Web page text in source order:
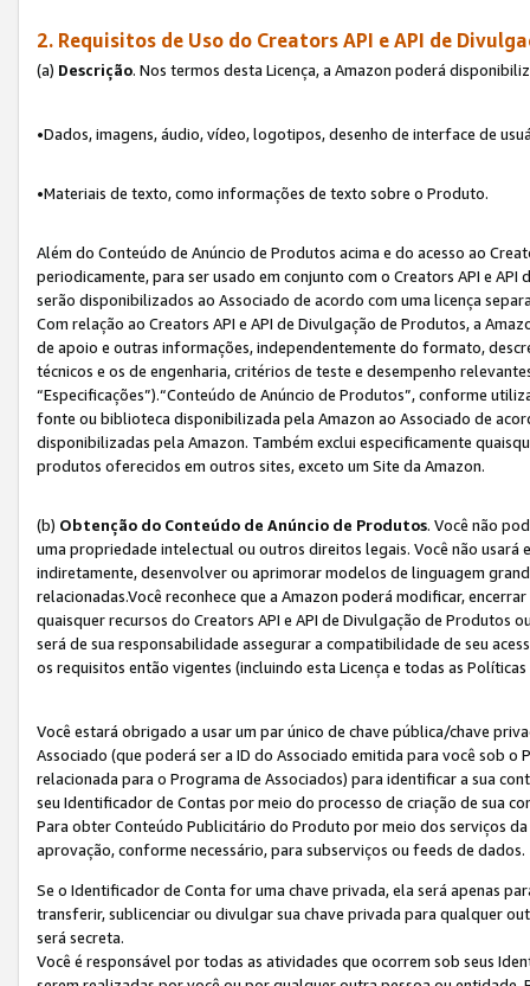
2. Requisitos de Uso do Creators API e API de
(a) Descrição. Nos termos desta Licença, a Amazon poderá
•Dados, imagens, áudio, vídeo, logotipos, desenho de interface de
•Materiais de texto, como informações de texto sobre o Produto.
Além do Conteúdo de Anúncio de Produtos acima e do acesso ao
periodicamente, para ser usado em conjunto com o Creators API e
serão disponibilizados ao Associado de acordo com uma licença
Com relação ao Creators API e API de Divulgação de Produtos, a
de apoio e outras informações, independentemente do formato,
técnicos e os de engenharia, critérios de teste e desempenho
“Especificações”).“Conteúdo de Anúncio de Produtos”, conforme
fonte ou biblioteca disponibilizada pela Amazon ao Associado de
disponibilizadas pela Amazon. Também exclui especificamente
produtos oferecidos em outros sites, exceto um Site da Amazon.
(b) Obtenção do Conteúdo de Anúncio de Produtos. Você não
uma propriedade intelectual ou outros direitos legais. Você não
indiretamente, desenvolver ou aprimorar modelos de linguagem
relacionadas.Você reconhece que a Amazon poderá modificar,
quaisquer recursos do Creators API e API de Divulgação de Produtos
será de sua responsabilidade assegurar a compatibilidade de seu
os requisitos então vigentes (incluindo esta Licença e todas as
Você estará obrigado a usar um par único de chave pública/chave
Associado (que poderá ser a ID do Associado emitida para você sob
relacionada para o Programa de Associados) para identificar a sua
seu Identificador de Contas por meio do processo de criação de sua
Para obter Conteúdo Publicitário do Produto por meio dos serviços
aprovação, conforme necessário, para subserviços ou feeds de dados.
Se o Identificador de Conta for uma chave privada, ela será apenas
transferir, sublicenciar ou divulgar sua chave privada para qualquer
será secreta.
Você é responsável por todas as atividades que ocorrem sob seus